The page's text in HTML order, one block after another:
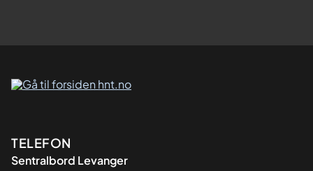
Kontaktinformasjon
TELEFON
Sentralbord Levanger